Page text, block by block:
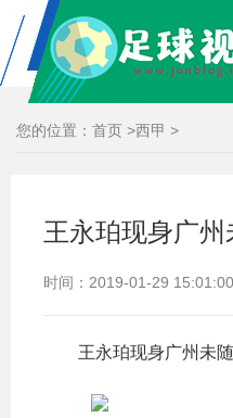
您的位置： 首页 >西甲 >
王永珀现身广
时间：2019-01-29 15:01:00
王永珀现身广州未